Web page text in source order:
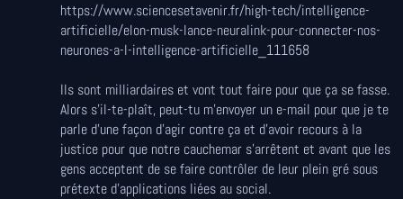
https://www.sciencesetavenir.fr/high-tech/intelligence-
artificielle/elon-musk-lance-neuralink-pour-connecter-nos-
neurones-a-l-intelligence-artificielle_111658
Ils sont milliardaires et vont tout faire pour que ça se fasse.
Alors s'il-te-plaît, peut-tu m'envoyer un e-mail pour que je te
parle d'une façon d'agir contre ça et d'avoir recours à la
justice pour que notre cauchemar s'arrêtent et avant que les
gens acceptent de se faire contrôler de leur plein gré sous
prétexte d'applications liées au social.